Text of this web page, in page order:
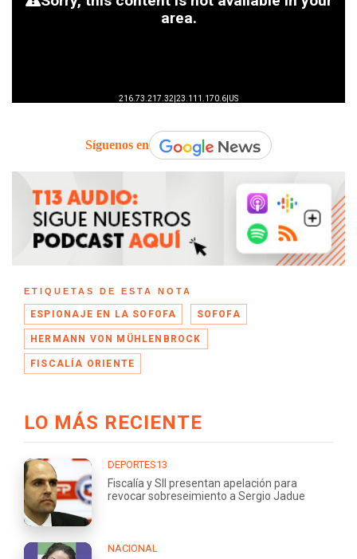
Síguenos en
ETIQUETAS DE ESTA NOTA
ESPIONAJE EN LA SOFOFA SOFOFA
HERMANN VON MÜHLENBROCK
FISCALÍA ORIENTE
LO MÁS RECIENTE
DEPORTES13
Fiscalía y SII presentan apelación para
revocar sobreseimiento a Sergio Jadue
NACIONAL